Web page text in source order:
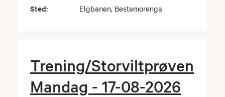
Sted: Elgbanen, Bestemorenga
Trening/Storviltprøven
Mandag - 17-08-2026